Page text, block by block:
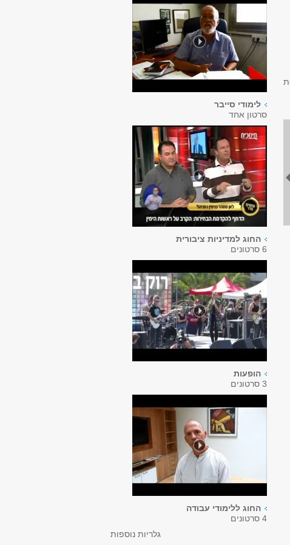
לימודי סייבר
סרטון אחד
החוג למדיניות ציבורית
6 סרטונים
הופעות
3 סרטונים
החוג ללימודי עבודה
4 סרטונים
גלריות נוספות